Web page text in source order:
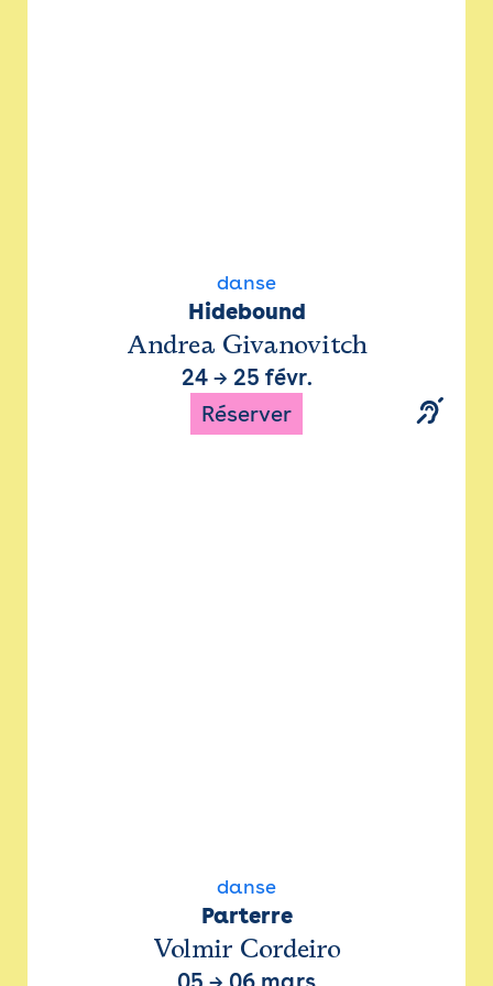
danse
Hidebound
Andrea Givanovitch
24→ 25 févr.
Réserver
danse
Parterre
Volmir Cordeiro